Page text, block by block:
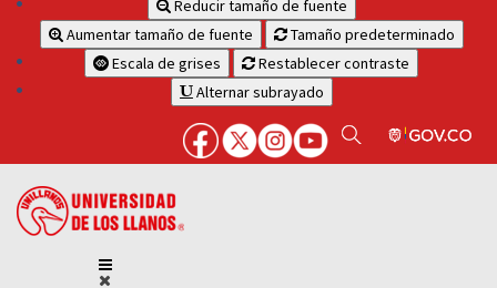
Reducir tamaño de fuente
Aumentar tamaño de fuente
Tamaño predeterminado
Escala de grises
Restablecer contraste
Alternar subrayado